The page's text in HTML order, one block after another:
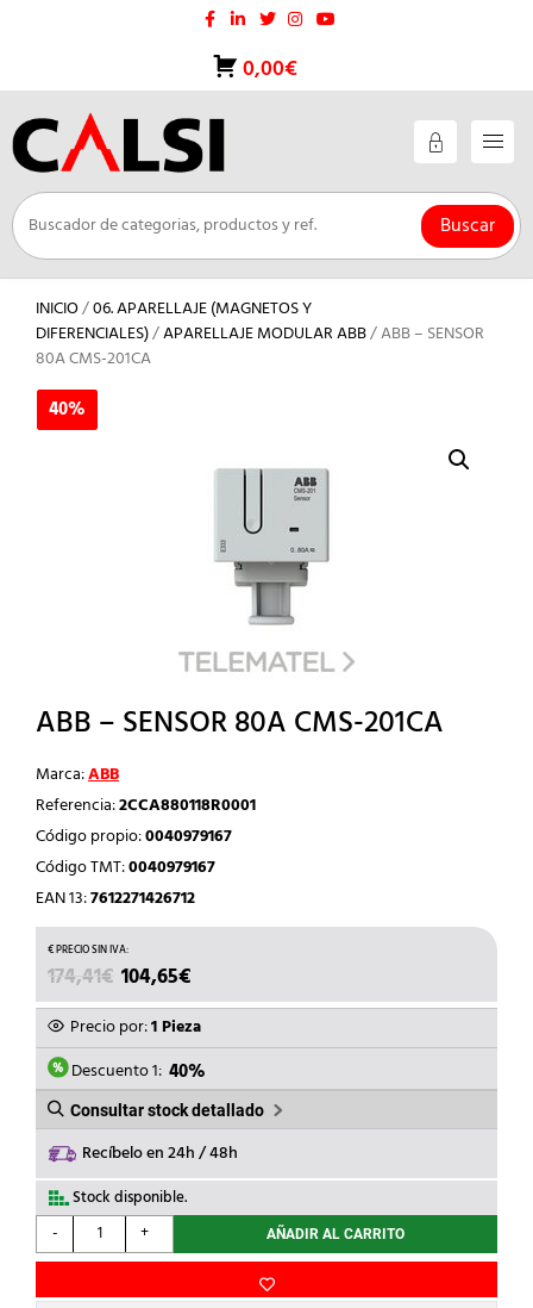
0,00€
Buscar
INICIO/06. APARELLAJE (MAGNETOS Y
DIFERENCIALES)/APARELLAJE MODULAR ABB/ ABB – SENSOR
80A CMS-201CA
40%
ABB – SENSOR 80A CMS-201CA
Marca:ABB
Referencia:2CCA880118R0001
Código propio:0040979167
Código TMT:0040979167
EAN 13:7612271426712
174,41€ EL
PRECIO
ORIGINAL
ERA:
174,41€.
104,65€
PRECIO
ACTUAL
ES:
104,65€.
Precio por:1 Pieza
Descuento 1: 40%
Consultar stock detallado
Recíbelo en 24h / 48h
Stock disponible.
-
ABB
-
+ AÑADIR AL CARRITO
40%